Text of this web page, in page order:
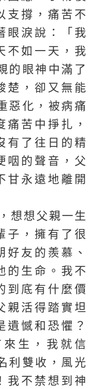
支撐，痛苦不
眼淚說：「我
不如一天，我
的眼神中滿了
楚，卻又無能
惡化，被病痛
苦中掙扎，
有了往日的精
咽的聲音，父
甘永遠地離開
想想父親一生
子，擁有了很
友的羨慕、
的生命。我不
到底有什麼價
親活得踏實坦
遺憾和恐懼？
生，我就信
利雙收，風光
我不禁想到神